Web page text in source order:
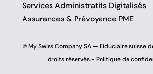
Services Administratifs Digitalisés
Assurances & Prévoyance PME
© My Swiss Company SA — Fiduciaire suisse
droits réservés.-Politique de